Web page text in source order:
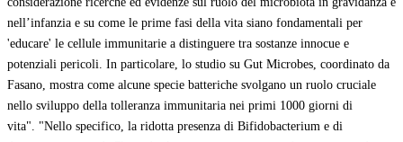
nell’infanzia e su come le prime fasi della vita siano fondamentali per
'educare' le cellule immunitarie a distinguere tra sostanze innocue e
potenziali pericoli. In particolare, lo studio su Gut Microbes, coordinato da
Fasano, mostra come alcune specie batteriche svolgano un ruolo cruciale
nello sviluppo della tolleranza immunitaria nei primi 1000 giorni di
vita". "Nello specifico, la ridotta presenza di Bifidobacterium e di